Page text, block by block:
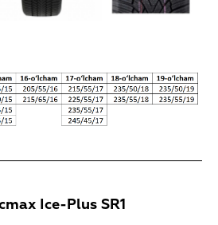
Ice-Plus SR1